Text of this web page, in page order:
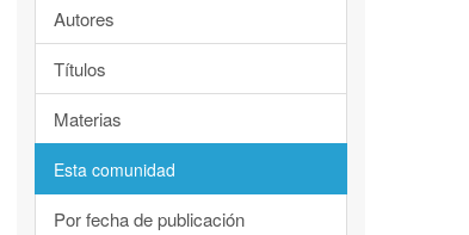
Autores
Títulos
Materias
Esta comunidad
Por fecha de publicación